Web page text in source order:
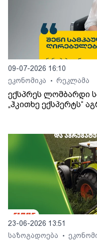
09-07-2026 16:10
ეკონომიკა
• რეკლამა
ექსპრეს ლომბარდი
„ჰკითხე ექსპერტს“
23-06-2026 13:51
საზოგადოება
•